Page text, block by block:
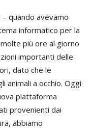
quando avevamo
informatico per la
più ore al giorno
importanti delle
dato che le
animali a occhio. Oggi
piattaforma
provenienti dai
abbiamo